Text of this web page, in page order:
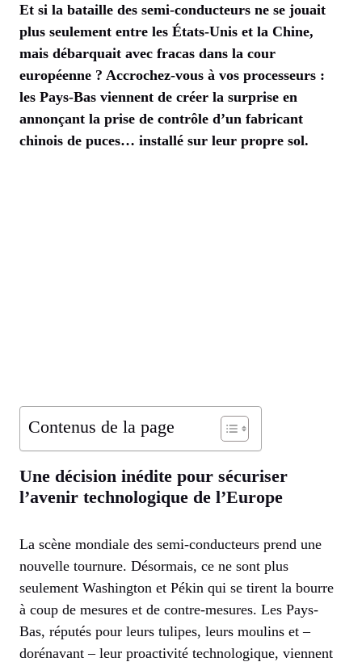
Et si la bataille des semi-conducteurs ne se jouait
plus seulement entre les États-Unis et la Chine,
mais débarquait avec fracas dans la cour
européenne ? Accrochez-vous à vos processeurs :
les Pays-Bas viennent de créer la surprise en
annonçant la prise de contrôle d’un fabricant
chinois de puces… installé sur leur propre sol.
Contenus de la page
Une décision inédite pour sécuriser
l’avenir technologique de l’Europe
La scène mondiale des semi-conducteurs prend une
nouvelle tournure. Désormais, ce ne sont plus
seulement Washington et Pékin qui se tirent la bourre
à coup de mesures et de contre-mesures. Les Pays-
Bas, réputés pour leurs tulipes, leurs moulins et –
dorénavant – leur proactivité technologique, viennent